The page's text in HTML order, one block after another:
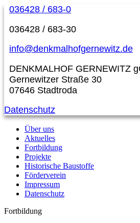
036428 / 683-0
036428 / 683-30
info@denkmalhofgernewitz.de
DENKMALHOF GERNEWITZ
Gernewitzer Straße 30
07646 Stadtroda
Datenschutz
Über uns
Aktuelles
Fortbildung
Projekte
Historische Baustoffe
Förderverein
Impressum
Datenschutz
Fortbildung